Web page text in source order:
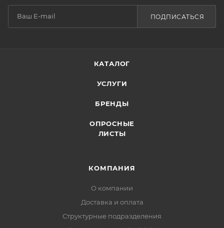
ПОДПИСАТЬСЯ
КАТАЛОГ
УСЛУГИ
БРЕНДЫ
ОПРОСНЫЕ
ЛИСТЫ
КОМПАНИЯ
О компании
Доставка и оплата
Структурные подразделения